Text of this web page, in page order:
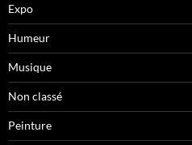
Expo
Humeur
Musique
Non classé
Peinture